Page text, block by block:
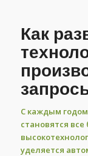
Как
С каждым
становятся
уделяется